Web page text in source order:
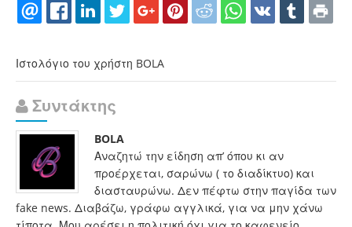
Ιστολόγιο του χρήστη BOLA
Συντάκτης
BOLA
Αναζητώ την είδηση απ’ όπου κι αν
προέρχεται, σαρώνω ( το διαδίκτυο) και
διασταυρώνω. Δεν πέφτω στην παγίδα των
fake news. Διαβάζω, γράφω αγγλικά, για να μην χάνω